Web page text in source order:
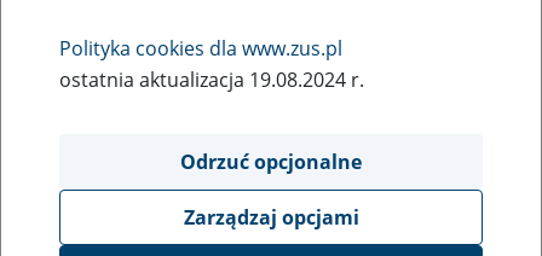
11
maja
2017
internetowej Zakład Ubezpieczeń Społecznych informuje,
że mogą występować czasowe problemy w dostępności
serwisu, jego podstron oraz artykułów.
Polityka cookies dla www.zus.pl
ostatnia aktualizacja 19.08.2024 r.
Odrzuć opcjonalne
Zarządzaj opcjami